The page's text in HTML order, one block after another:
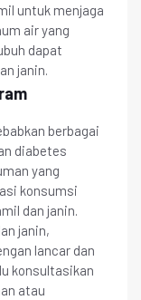
untuk menjaga
air yang
dapat
janin.
berbagai
diabetes
yang
konsumsi
dan janin.
janin,
lancar dan
konsultasikan
atau